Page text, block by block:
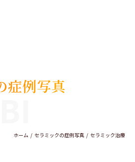
症例写真
ホーム セラミックの症例写真 セラミック治療